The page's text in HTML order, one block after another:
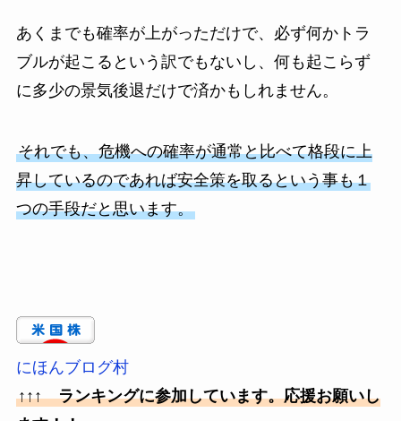
あくまでも確率が上がっただけで、必ず何かトラ
ブルが起こるという訳でもないし、何も起こらず
に多少の景気後退だけで済かもしれません。
それでも、危機への確率が通常と比べて格段に上
昇しているのであれば安全策を取るという事も１
つの手段だと思います。
にほんブログ村
↑↑↑ ランキングに参加しています。応援お願いし